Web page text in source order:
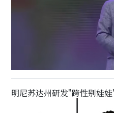
明尼苏达州研发"跨性别娃